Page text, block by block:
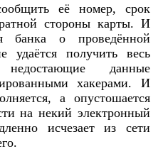
её номер, срок
стороны карты. И
банка о проведённой
получить весь
данные
хакерами. И
а опустошается
на некий электронный
исчезает из сети